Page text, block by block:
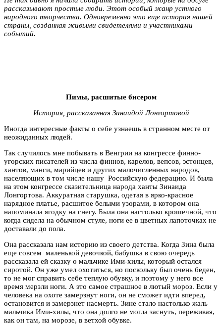
рассказывают простые люди. Этот особый жанр устного
народного творчества. Одновременно это еще история нашей
страны, созданная живыми свидетелями и участниками
событий.
Пимы, расшитые бисером
История, рассказанная Зинаидой Лонгортовой
Иногда интересные факты о себе узнаешь в странном месте от
неожиданных людей.
Так случилось мне побывать в Венгрии на конгрессе финно-
угорских писателей из числа финнов, карелов, вепсов, эстонцев,
хантов, манси, марийцев и других малочисленных народов,
населяющих в том числе нашу Российскую федерацию. И была
на этом конгрессе сказительница народа ханты Зинаида
Лонгортова. Аккуратная старушка, одетая в ярко-красное
нарядное платье, расшитое белыми узорами, в котором она
напоминала ягодку на снегу. Была она настолько крошечной, что
когда сидела на обычном стуле, ноги ее в цветных лапоточках не
доставали до пола.
Она рассказала нам историю из своего детства. Когда Зина была
еще совсем маленькой девочкой, бабушка в свою очередь
рассказала ей сказку о мальчике Ими-хилы, который остался
сиротой. Он уже умел охотиться, но поскольку был очень беден,
то не мог справить себе теплую обувку, и поэтому у него все
время мерзли ноги. А это самое страшное в лютый мороз. Если у
человека на охоте замерзнут ноги, он не сможет идти вперед,
остановится и замерзнет насмерть. Зине стало настолько жаль
мальчика Ими-хилы, что она долго не могла заснуть, переживая,
как он там, на морозе, в ветхой обувке.